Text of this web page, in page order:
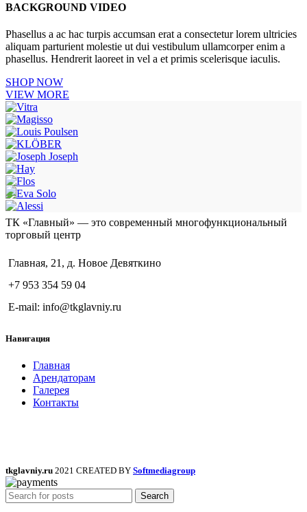
BACKGROUND VIDEO
Phasellus a ac hac turpis accumsan erat a consectetur lorem ultricies
aliquam parturient molestie ut dui vestibulum ullamcorper enim a
phasellus. Hendrerit laoreet in vel a et primis scelerisque iaculis.
SHOP NOW
VIEW MORE
ТК «Главный» — это современный многофункциональный
торговый центр
Главная, 21, д. Новое Девяткино
+7 953 354 59 04
E-mail: info@tkglavniy.ru
Навигация
Главная
Арендаторам
Галерея
Контакты
tkglavniy.ru 2021 CREATED BY Softmediagroup
Search